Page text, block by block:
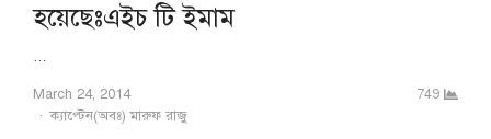
হয়েছেঃএইচ টি ইমাম
…
March 24, 2014
Author
ক্যাপ্টেন(অবঃ) মারুফ রাজু
749